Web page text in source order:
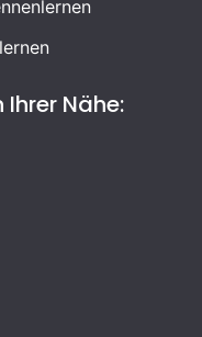
Ihrer Nähe: